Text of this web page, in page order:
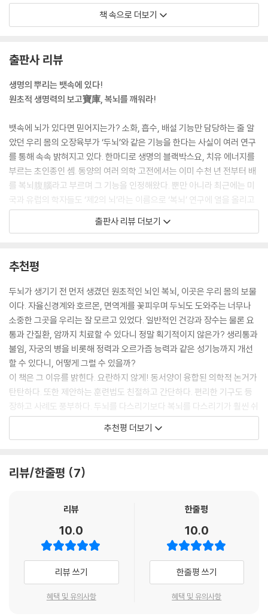
근골격계질환 : 내장을 다스려야 70% 이상 해결된다
생리통과 불임 : 아랫배가 따뜻해지면 각종 부인병이 사라진다
간장병 : 우리 몸의 화학공장, 굳어가는 간이 부드러워진다
당뇨병 : 몸속 장기를 해독하면 혈당도 조절된다
고혈압 : 혈액을 맑게 정화하는 길밖에 없다
자가면역질환 : 복뇌의 면역력을 키우면 루푸스, 류머티즘도 사라진다
우울증과 공황장애 : 장이 맑아야 뇌가 맑다
부록
1. 배푸리와 목푸리를 이용한 셀프 장기마사지
2. 암 치유 사례로 알아보는 질병의 해부와 신비의 복뇌건강법
마치며 - 배가 편한 사람은 아픈 곳이 없다
--- p.27, 「장기마사지에서 복뇌건강법으로」 중에서
현재 이에 대한 연구가 활발하게 진행되고 있다. 현대의 서구 과학자들은
장기에도 두뇌 속에 있는 것과 동일한 분자로 이루어진 신경세포나 신경전
달물질이 복잡한 구조를 이루며 존재한다는 사실을 발견했다. 실제로 해부
학과 세포생물학을 전공한 콜롬비아 대학의 마이클 거슨Michael D. Ger
shon 교수는 30년 연구의 결실로 『제2의 뇌The Second Brain』라는 책
을 출간해 큰 반향을 불러일으킨 바 있다. 그의 책에는 이런 말이 나온다.
“우리 몸은 두뇌와 복뇌가 함께 작동해야 한다. 그렇지 않으면 뱃속에는 대
혼란이, 머릿속에는 대참사가 발생한다.” 거슨 교수의 주장에서 잘 나타나
듯이 두뇌와 복뇌는 하나로 통한다. 그렇다면 두뇌와 복뇌는 어떻게 통하
며, 어떤 메커니즘으로 기능할까?
--- p.36, 「뱃속에도 뇌가 있다?」 중에서
명치 혹은 좀 더 광범위하게 말하면 명치와 배꼽 사이의 대동맥 근처에 자
에서는 ‘복뇌’라고 불렀으니, 선인들의 혜안에 감탄사가 절로 나올 뿐이다.
집한‘배꼽과 명치 사이’를 뜻하며, 넓은 의미로는 위장, 소장, 대장의 소화
관계통, 더욱 넓은 의미로는 배와 장기 전체를 뜻하는 것으로 알아두기 바
란다.
명치 부위의 복뇌는 뇌간의 연장선상에 있는 중계 부위라고 이해하면 쉬울
것이다. 하지만 더 나아가 복뇌는 대뇌보다 더욱 원초적인 뇌로서, 대뇌에
앞서 가장 먼저 형성된다고 말할 수 있다. 배아가 배꼽에서부터 출발하여
방사선상으로 퍼져나가면서 발달한다고 볼 때 장과 복뇌가 대뇌보다 먼저
생겨난다는 것은 상식적으로 이해할 수 있는 사실이다.
--- p.40, 「복뇌는 생명뇌인 뇌간과 직접 통한다」 중에서
배꼽은 사람마다 모양도 다르고 위치도 제각각이다. 앞에서 설명한 것처
또한 배꼽의 위치는 위쪽인가 아래쪽인가의 차이도 있다. 배꼽이 비교적
위쪽(가슴 쪽)에 가까운 사람도 있고, 비교적 아래쪽(치골 쪽)에 가까운
적인 면에서도 뛰어나다. 그러나 윗배가 부르고 배꼽이 아래쪽에 붙어 있
는 남성은 반대다. 머리가 좀 둔하고, 지나치게 태평한 성격이어서 큰 사업
을 일으켜 대성할 사람은 아니다. 성적 매력도 비교적 떨어지고, 초년에 비
해 만년에 운수가 나빠질 가능성도 있다. 여성의 경우 배꼽 주위가 통통하
고 담홍색을 띠고 있으면 성감도가 뛰어나고 생식기능도 좋다. 옛말에 ‘배
꼽의 깊이가 1푼이면 자식을 하나 얻고, 5푼이면 자식을 다섯 얻는다’는 말
이 있는데, 아래 사진처럼 크고 깊은 배꼽을 가진 여성은 생식기능이 매우
책 속으로 더보기
출판사 리뷰
생명의 뿌리는 뱃속에 있다!
원초적 생명력의 보고寶庫, 복뇌를 깨워라!
뱃속에 뇌가 있다면 믿어지는가? 소화, 흡수, 배설 기능만 담당하는 줄 알
았던 우리 몸의 오장육부가 ‘두뇌’와 같은 기능을 한다는 사실이 여러 연구
를 통해 속속 밝혀지고 있다. 한마디로 생명의 블랙박스요, 치유 에너지를
부르는 초인종인 셈. 동양의 여러 의학 고전에서는 이미 수천 년 전부터 배
를 복뇌腹腦라고 부르며 그 기능을 인정해왔다. 뿐만 아니라 최근에는 미
국과 유럽의 학자들도 ‘제2의 뇌’라는 이름으로 ‘복뇌’ 연구에 열을 올리고
있다.
이 책은 국내 최고의 장기마사지 권위자 이여명 회장이 집대성한 ‘복뇌건
강법’을 소개하는 책이다. 저자 이여명 회장은 타오월드협회 회장이자 이
여명 장기힐링마사지 아카데미 원장이다. 고려대학교 영문과를 졸업한 그
가 자연건강법 전문가가 된 데는 좀 특별한 사연이 있다. 20대 초반부터 존
재의 본질에 대해 고민하던 그는 혹독한 정신수행 과정에서 상기증을 얻게
되었고, 그것을 스스로 치유하기 위해 여러 자연건강법을 섭렵했던 것이
다.
결국 이 회장은 복부마사지를 통해 자신의 상기증을 치유했고, ‘배는 인체
의 중심이므로 배를 직접 자극하는 건강요법이 필요다’고 생각해 국내 최
초로 장기마사지를 소개했다. 1999년부터 시작한 그의 장기마사지 워크
숍은 십수 년이 지난 지금까지도 각계각층의 사람들로부터 뜨거운 호응을
문이다. KBS, MBC, SBS 등 여러 방송에서도 소개된 바 있다.
뱃살이 쏙 빠지고 뱃속이 편안해지는, 기적의 복뇌건강법
이 책은 ‘뱃속에도 뇌가 있다’는 사실을 바탕으로 복뇌를 일깨우는 운동과
호흡, 마사지법, 명상법 등을 망라한 ‘복뇌건강법’을 소개한다. 복뇌를 이완
하고 강화하고 각성하는 과정으로, 장을 풀어주는 간단한 동작과 댄스워
킹, 셀프 장기마사지, 배꼽호흡, 배꼽명상의 5단계로 이루어졌다. 누구나
무척 쉽고 간단한 동작만으로 효과적으로 복뇌를 깨우고 강화할 수 있다.
출판사 리뷰 더보기
추천평
두뇌가 생기기 전 먼저 생겼던 원초적인 뇌인 복뇌, 이곳은 우리 몸의 보물
이다. 자율신경계와 호르몬, 면역계를 꽃피우며 두뇌도 도와주는 너무나
소중한 그곳을 우리는 잘 모르고 있었다. 일반적인 건강과 장수는 물론 요
통과 간질환, 암까지 치료할 수 있다니 정말 획기적이지 않은가? 생리통과
불임, 자궁의 병을 비롯해 정력과 오르가즘 능력과 같은 성기능까지 개선
할 수 있다니, 어떻게 그럴 수 있을까?
이 책은 그 이유를 밝힌다. 요란하지 않게! 동서양이 융합된 의학적 논거가
탄탄하다. 또한 제안하는 훈련법도 친절하고 간단하다. 편리한 기구도 등
장하고 사례도 풍부하다. 두뇌를 다스리기보다 복뇌를 다스리기가 훨씬 쉬
우며, 복뇌를 다스리면 두뇌까지 좋아지고 우주와도 만날 수 있다. 간단한
동작으로 조금만 움직이면 신이 주신 내 몸의 능력을 살려낼 수 있다. 이처
살려내고, 사랑하는 사람들과 오래오래 건강하게 지낼 수 있을 것이다.
한의학에서는 오장육부를 생명의 원천으로 생각하여 아주 중요하게 다룬
다. 심지어 오장육부에 감정과 정신적 요소까지 결부하여 병의 원인을 파
각 노희사비공怒喜思悲恐의 5가지 감정과 혼신의백지魂神意魄志의 5
가지 정신을 대입하고 있다.
이 책은 복뇌腹腦라는 동양의학의 개념을 현대적 건강법으로 체계화하고
추천평 더보기
리뷰/한줄평 7
리뷰
10.0
리뷰 쓰기
혜택 및 유의사항
한줄평
10.0
한줄평 쓰기
혜택 및 유의사항